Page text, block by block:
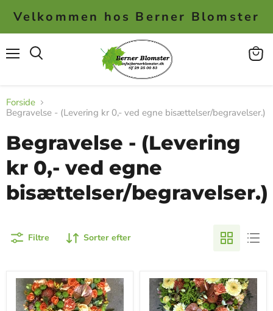
Velkommen hos Berner Blomster
Se
Forside
Begravelse - (Levering kr 0,- ved egne bisættelser/begravelser.)
Begravelse - (Levering
kr 0,- ved egne
bisættelser/begravelser.)
Filtre Sorter efter